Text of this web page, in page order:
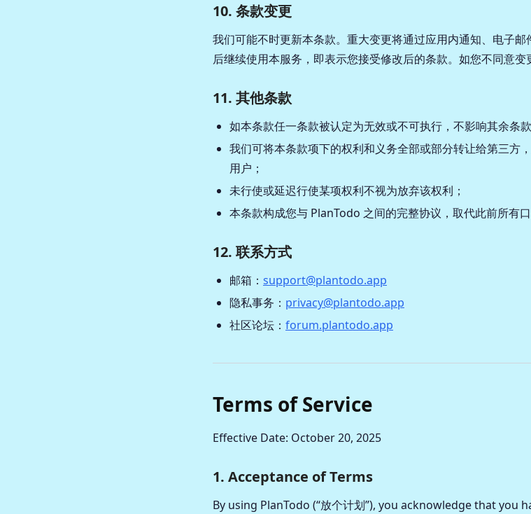
10. 条款变更
我们可能不时更新本条款。重大变更将通过应用内通知、电子
后继续使用本服务，即表示您接受修改后的条款。如您不同意变
11. 其他条款
如本条款任一条款被认定为无效或不可执行，不影响其余条款
我们可将本条款项下的权利和义务全部或部分转让给第三方
用户；
未行使或延迟行使某项权利不视为放弃该权利；
本条款构成您与 PlanTodo 之间的完整协议，取代此前所有口
12. 联系方式
邮箱： support@plantodo.app
隐私事务： privacy@plantodo.app
社区论坛： forum.plantodo.app
Terms of Service
Effective Date: October 20, 2025
1. Acceptance of Terms
By using PlanTodo (“放个计划”), you acknowledge that you